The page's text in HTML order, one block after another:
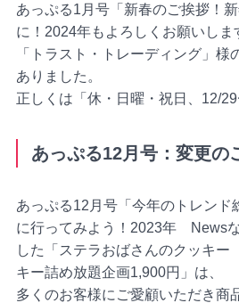
あっぷる1月号「新春のご挨拶！
に！2024年もよろしくお願いしま
「トラスト・トレーディング」
ありました。
正しくは「休・日曜・祝日、12/29
あっぷる12月号：変更の
あっぷる12月号「今年のトレンド
に行ってみよう！2023年 News
した「ステラおばさんのクッキ
キー詰め放題企画1,900円」は、
多くのお客様にご愛顧いただき商